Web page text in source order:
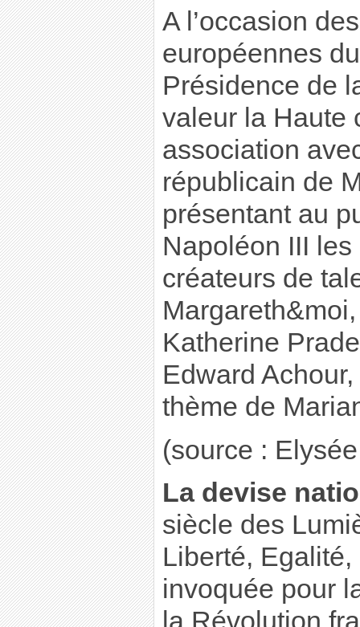
A l’occasion
européennes
Présidence de
valeur la Haute
association
républicain de
présentant au
Napoléon III
créateurs de
Katherine
Edward
thème de
(source :
La devise
siècle des
Liberté,
invoquée pour